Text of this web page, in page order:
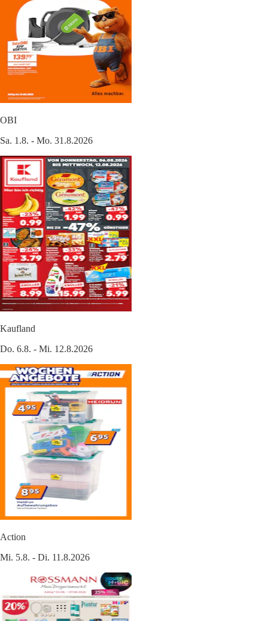
OBI
Sa. 1.8. - Mo. 31.8.2026
Kaufland
Do. 6.8. - Mi. 12.8.2026
Action
Mi. 5.8. - Di. 11.8.2026